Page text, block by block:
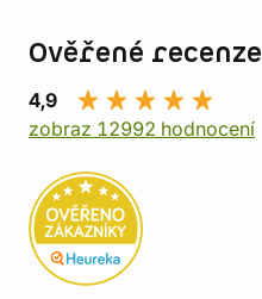
Ověřené recenze
4,9
zobraz 12992 hodnocení